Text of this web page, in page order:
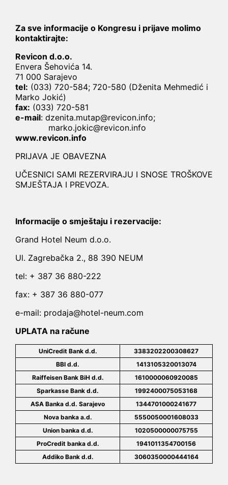
Za sve informacije o Kongresu i prijave molimo
kontaktirajte:
Revicon d.o.o.
Envera Šehovića 14.
71 000 Sarajevo
tel: (033) 720-584; 720-580 (Dženita Mehmedić i
Marko Jokić)
fax: (033) 720-581
e-mail: dzenita.mutap@revicon.info;
marko.jokic@revicon.info
www.revicon.info
PRIJAVA JE OBAVEZNA
UČESNICI SAMI REZERVIRAJU I SNOSE TROŠKOVE
SMJEŠTAJA I PREVOZA.
Informacije o smještaju i rezervacije:
Grand Hotel Neum d.o.o.
Ul. Zagrebačka 2., 88 390 NEUM
tel: + 387 36 880-222
fax: + 387 36 880-077
e-mail: prodaja@hotel-neum.com
UPLATA na račune
UniCredit Bank d.d.
3383202200308627
BBI d.d.
1413105320013074
Raiffeisen Bank BiH d.d.
1610000060920085
Sparkasse Bank d.d.
1992400075053168
ASA Banka d.d. Sarajevo
1344701000241677
Nova banka a.d.
5550050001608033
Union banka d.d.
1020500000075755
ProCredit banka d.d.
1941011354700156
Addiko Bank d.d.
3060350000444164